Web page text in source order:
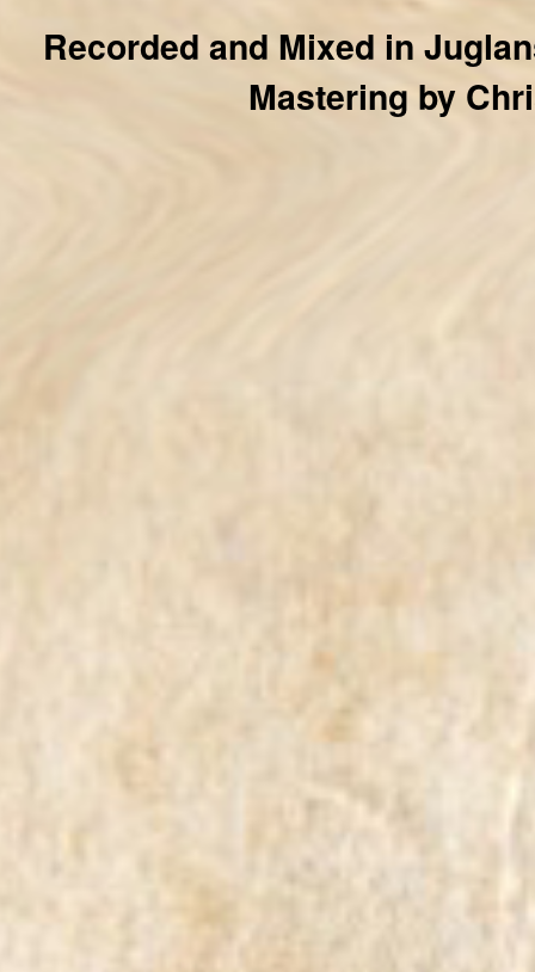
Recorded and Mixed in
Mastering by